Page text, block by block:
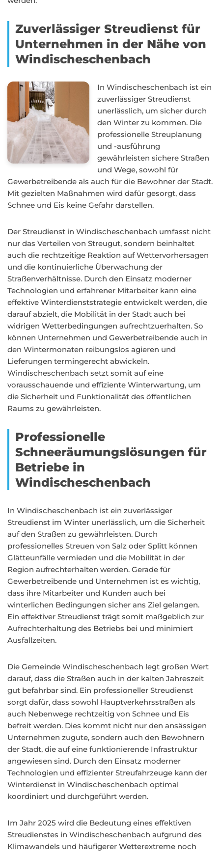
Zuverlässiger Streudienst für
Unternehmen in der Nähe von
Windischeschenbach
In Windischeschenbach ist ein
zuverlässiger Streudienst
unerlässlich, um sicher durch
den Winter zu kommen. Die
professionelle Streuplanung
und -ausführung
gewährleisten sichere Straßen
und Wege, sowohl für
Gewerbetreibende als auch für die Bewohner der Stadt.
Mit gezielten Maßnahmen wird dafür gesorgt, dass
Schnee und Eis keine Gefahr darstellen.
Der Streudienst in Windischeschenbach umfasst nicht
nur das Verteilen von Streugut, sondern beinhaltet
auch die rechtzeitige Reaktion auf Wettervorhersagen
und die kontinuierliche Überwachung der
Straßenverhältnisse. Durch den Einsatz moderner
Technologien und erfahrener Mitarbeiter kann eine
effektive Winterdienststrategie entwickelt werden, die
darauf abzielt, die Mobilität in der Stadt auch bei
widrigen Wetterbedingungen aufrechtzuerhalten. So
können Unternehmen und Gewerbetreibende auch in
den Wintermonaten reibungslos agieren und
Lieferungen termingerecht abwickeln.
Windischeschenbach setzt somit auf eine
vorausschauende und effiziente Winterwartung, um
die Sicherheit und Funktionalität des öffentlichen
Raums zu gewährleisten.
Professionelle
Schneeräumungslösungen für
Betriebe in
Windischeschenbach
In Windischeschenbach ist ein zuverlässiger
Streudienst im Winter unerlässlich, um die Sicherheit
auf den Straßen zu gewährleisten. Durch
professionelles Streuen von Salz oder Splitt können
Glätteunfälle vermieden und die Mobilität in der
Region aufrechterhalten werden. Gerade für
Gewerbetreibende und Unternehmen ist es wichtig,
dass ihre Mitarbeiter und Kunden auch bei
winterlichen Bedingungen sicher ans Ziel gelangen.
Ein effektiver Streudienst trägt somit maßgeblich zur
Aufrechterhaltung des Betriebs bei und minimiert
Ausfallzeiten.
Die Gemeinde Windischeschenbach legt großen Wert
darauf, dass die Straßen auch in der kalten Jahreszeit
gut befahrbar sind. Ein professioneller Streudienst
sorgt dafür, dass sowohl Hauptverkehrsstraßen als
auch Nebenwege rechtzeitig von Schnee und Eis
befreit werden. Dies kommt nicht nur den ansässigen
Unternehmen zugute, sondern auch den Bewohnern
der Stadt, die auf eine funktionierende Infrastruktur
angewiesen sind. Durch den Einsatz moderner
Technologien und effizienter Streufahrzeuge kann der
Winterdienst in Windischeschenbach optimal
koordiniert und durchgeführt werden.
Im Jahr 2025 wird die Bedeutung eines effektiven
Streudienstes in Windischeschenbach aufgrund des
Klimawandels und häufigerer Wetterextreme noch